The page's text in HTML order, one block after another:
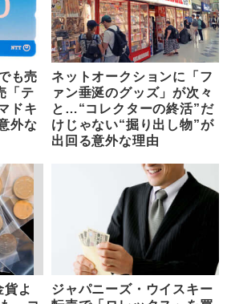
も売
「テ
ドキ
外な
ネットオークションに「フ
ァン垂涎のグッズ」が次々
と…“コレクターの終活”だ
けじゃない“掘り出し物”が
出回る意外な理由
貨よ
ジャパニーズ・ウイスキー